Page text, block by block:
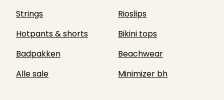
Strings
Rioslips
Hotpants & shorts
Bikini tops
Badpakken
Beachwear
Alle sale
Minimizer bh